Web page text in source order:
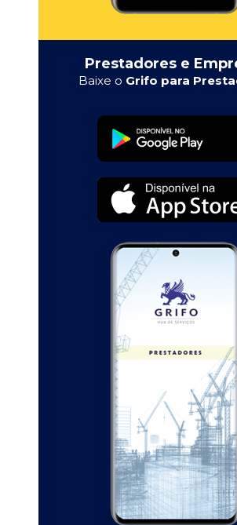
Prestadores e
Baixe o Grifo para